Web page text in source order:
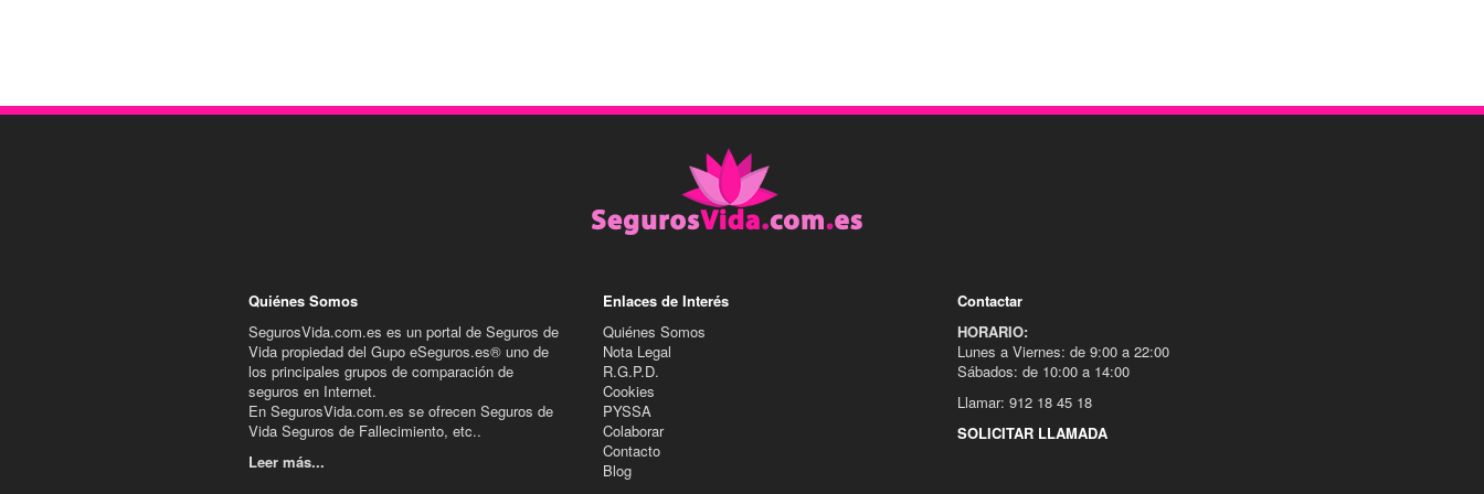
Quiénes Somos
SegurosVida.com.es es un portal de Seguros de
Vida propiedad del Gupo eSeguros.es® uno de
los principales grupos de comparación de
seguros en Internet.
En SegurosVida.com.es se ofrecen Seguros de
Vida Seguros de Fallecimiento, etc..
Leer más...
Enlaces de Interés
Quiénes Somos
Nota Legal
R.G.P.D.
Cookies
PYSSA
Colaborar
Contacto
Blog
Contactar
HORARIO:
Lunes a Viernes: de 9:00 a 22:00
Sábados: de 10:00 a 14:00
Llamar: 912 18 45 18
SOLICITAR LLAMADA